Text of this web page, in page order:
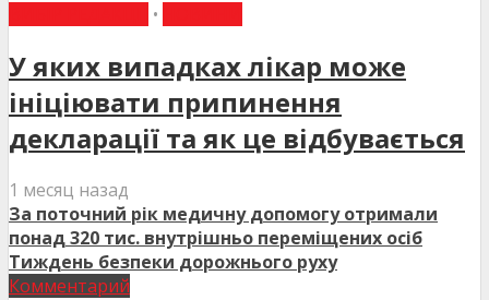
•
У яких випадках лікар може
ініціювати припинення
декларації та як це відбувається
1 месяц назад
За поточний рік медичну допомогу отримали
понад 320 тис. внутрішньо переміщених осіб
Тиждень безпеки дорожнього руху
Комментарий